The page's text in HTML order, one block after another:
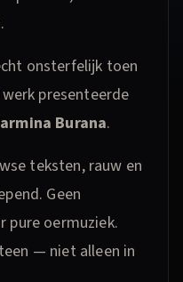
onsterfelijk toen
presenteerde
Burana.
teksten, rauw en
Geen
pure oermuziek.
— niet alleen in